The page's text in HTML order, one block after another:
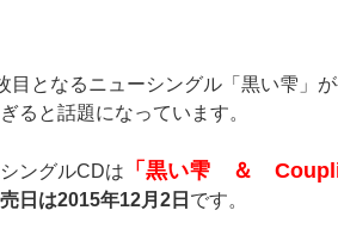
目となるニューシングル「黒い雫」
ると話題になっています。
ングルCDは 「黒い雫 ＆
日は2015年12月2日 です。